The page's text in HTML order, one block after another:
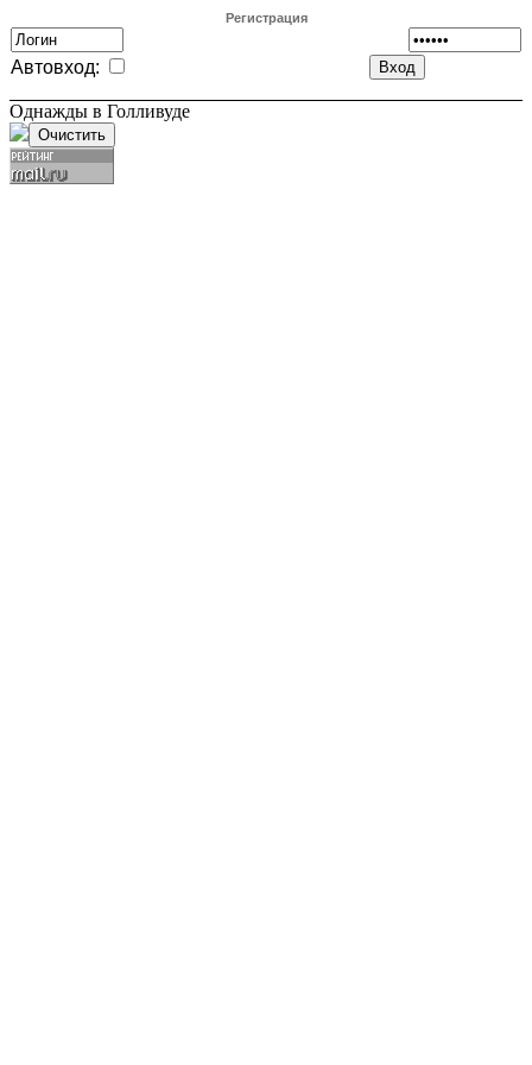
Регистрация
Автовход:
Однажды в Голливуде